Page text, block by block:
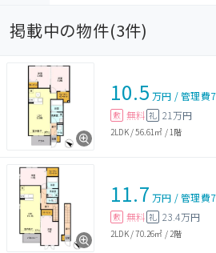
掲載中の物件(3件)
10.5 万円 /管理費
敷 無料 礼 21万円
2LDK/56.61㎡ / 1階
11.7 万円 /管理費
敷 無料 礼 23.4万円
2LDK/70.26㎡ / 2階